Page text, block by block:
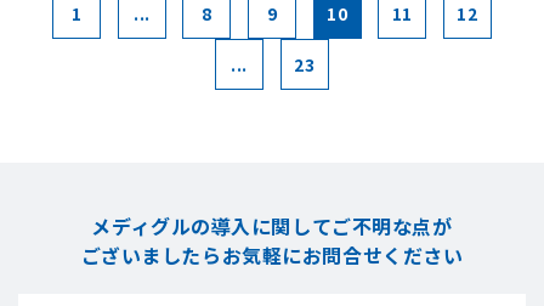
1 ... 8 9 10 11 12
... 23
メディグルの導入に関してご不明な点が
ございましたらお気軽にお問合せください